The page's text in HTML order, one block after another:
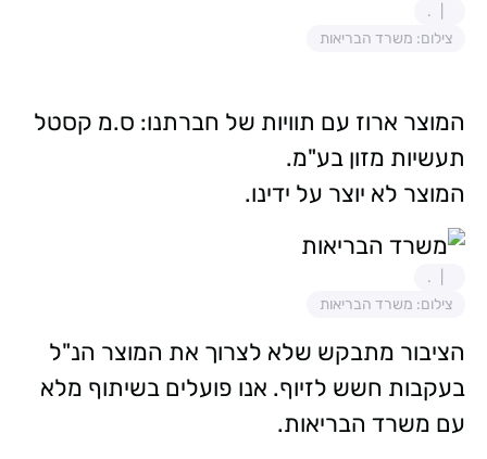
.
צילום: משרד הבריאות
המוצר ארוז עם תוויות של חברתנו: ס.מ קסטל
תעשיות מזון בע"מ.
המוצר לא יוצר על ידינו.
.
צילום: משרד הבריאות
הציבור מתבקש שלא לצרוך את המוצר הנ"ל
בעקבות חשש לזיוף. אנו פועלים בשיתוף מלא
עם משרד הבריאות.